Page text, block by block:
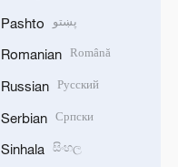
Pashto پښتو
Romanian Română
Russian Русский
Serbian Српски
Sinhala සිංහල